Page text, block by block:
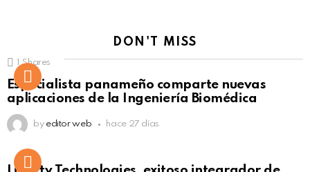
DON'T MISS
Click to view this post
Shares
Especialista panameño comparte nuevas
aplicaciones de la Ingeniería Biomédica
by editor web hace 27 días